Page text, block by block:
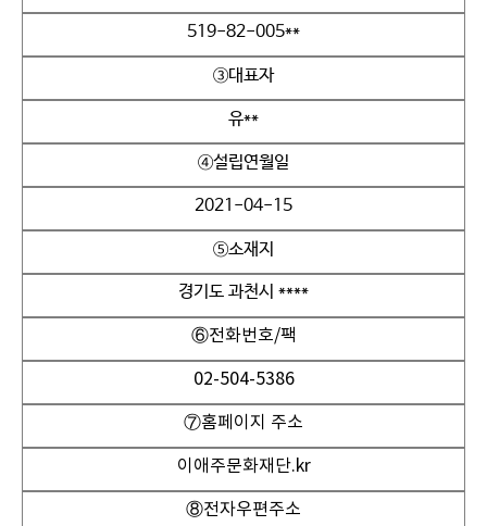
519-82-005**
③대표자
유**
④설립연월일
2021-04-15
⑤소재지
경기도 과천시 ****
⑥전화번호/팩
02-504-5386
⑦홈페이지 주소
이애주문화재단.kr
⑧전자우편주소